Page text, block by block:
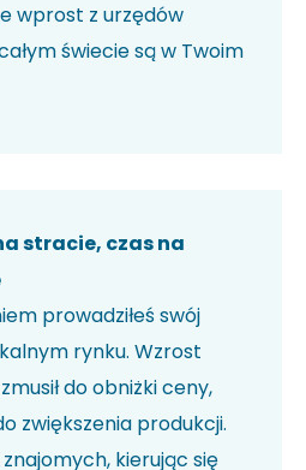
wprost z urzędów
świecie są w Twoim
stracie, czas na
prowadziłeś swój
rynku. Wzrost
do obniżki ceny,
zwiększenia produkcji.
kierując się